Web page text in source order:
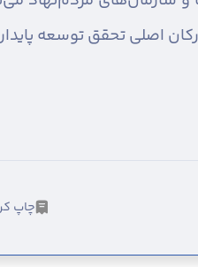
اصلی تحقق توسعه
چاپ